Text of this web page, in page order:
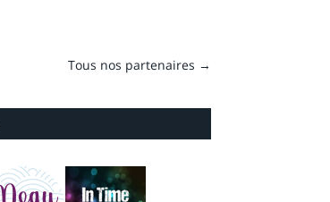
Tous nos partenaires →